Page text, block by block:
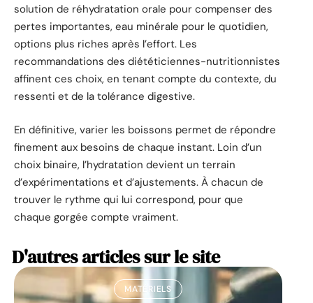
solution de réhydratation orale pour compenser des
pertes importantes, eau minérale pour le quotidien,
options plus riches après l’effort. Les
recommandations des diététiciennes-nutritionnistes
affinent ces choix, en tenant compte du contexte, du
ressenti et de la tolérance digestive.
En définitive, varier les boissons permet de répondre
finement aux besoins de chaque instant. Loin d’un
choix binaire, l’hydratation devient un terrain
d’expérimentations et d’ajustements. À chacun de
trouver le rythme qui lui correspond, pour que
chaque gorgée compte vraiment.
D'autres articles sur le site
MATÉRIELS